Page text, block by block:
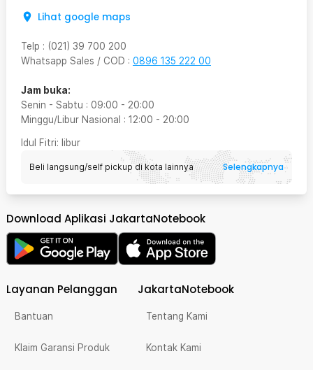
Lihat google maps
Telp : (021) 39 700 200
Whatsapp Sales / COD : 0896 135 222 00
Jam buka:
Senin - Sabtu : 09:00 - 20:00
Minggu/Libur Nasional : 12:00 - 20:00
Idul Fitri: libur
Beli langsung/self pickup di kota lainnya Selengkapnya
Download Aplikasi JakartaNotebook
Layanan Pelanggan
Bantuan
Klaim Garansi Produk
JakartaNotebook
Tentang Kami
Kontak Kami